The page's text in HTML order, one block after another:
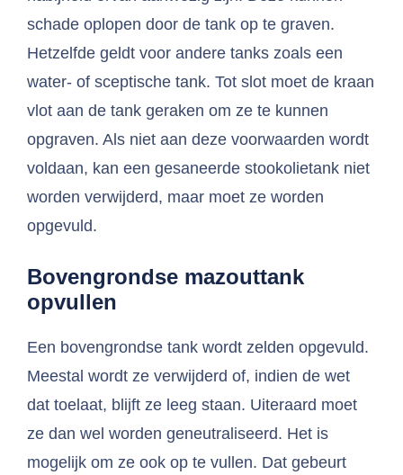
schade oplopen door de tank op te graven.
Hetzelfde geldt voor andere tanks zoals een
water- of sceptische tank. Tot slot moet de kraan
vlot aan de tank geraken om ze te kunnen
opgraven. Als niet aan deze voorwaarden wordt
voldaan, kan een gesaneerde stookolietank niet
worden verwijderd, maar moet ze worden
opgevuld.
Bovengrondse mazouttank
opvullen
Een bovengrondse tank wordt zelden opgevuld.
Meestal wordt ze verwijderd of, indien de wet
dat toelaat, blijft ze leeg staan. Uiteraard moet
ze dan wel worden geneutraliseerd. Het is
mogelijk om ze ook op te vullen. Dat gebeurt